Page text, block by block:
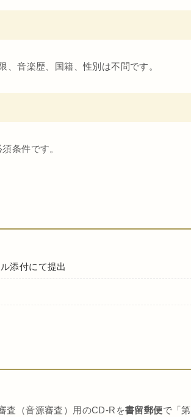
、音楽歴、国籍、性別は不問です。
条件です。
添付にて提出
査（音源審査）用のCD-Rを書留郵便で「第